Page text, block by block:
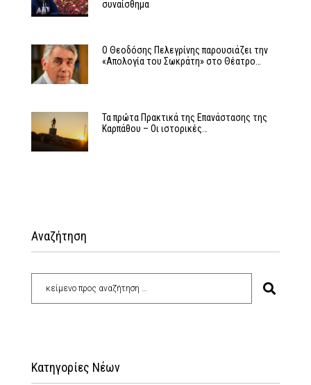
συναίσθημα
Ο Θεοδόσης Πελεγρίνης παρουσιάζει την
«Απολογία του Σωκράτη» στο Θέατρο…
Τα πρώτα Πρακτικά της Επανάστασης της
Καρπάθου – Οι ιστορικές…
Αναζήτηση
Κατηγορίες Νέων